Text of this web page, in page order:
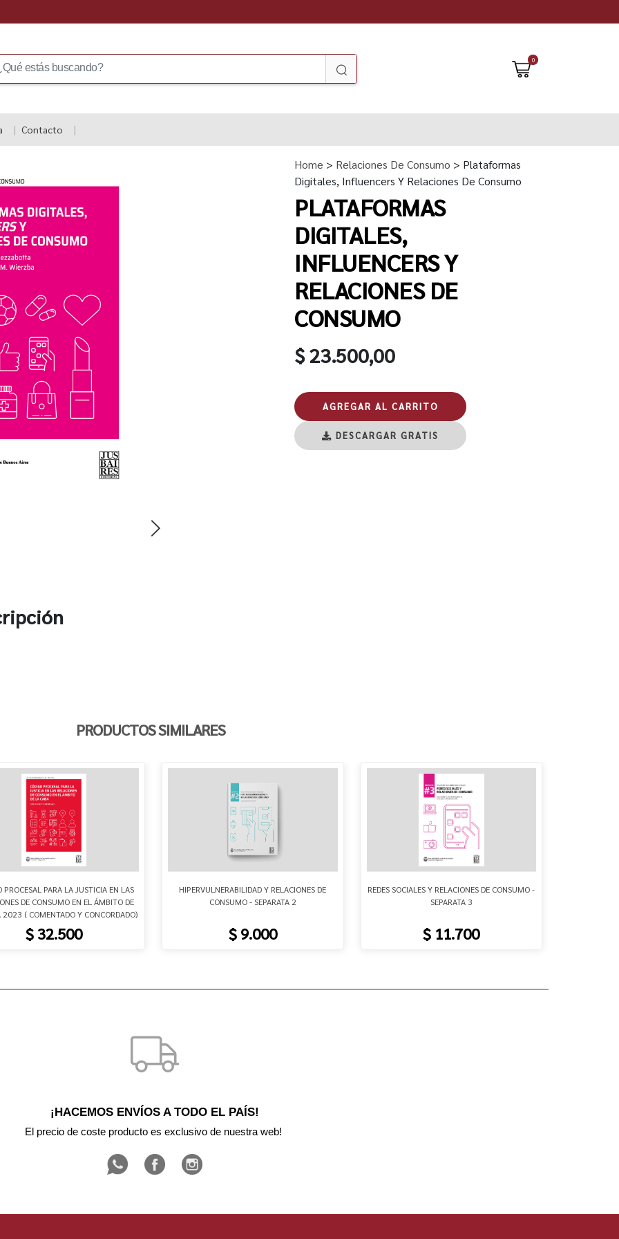
0
Contacto
Home > Relaciones De Consumo > Plataformas
Digitales, Influencers Y Relaciones De Consumo
PLATAFORMAS
DIGITALES,
INFLUENCERS Y
RELACIONES DE
CONSUMO
$ 23.500,00
AGREGAR AL CARRITO
DESCARGAR GRATIS
PRODUCTOS SIMILARES
PROCESAL PARA LA JUSTICIA EN LAS
DE CONSUMO EN EL ÁMBITO DE
2023 ( COMENTADO Y CONCORDADO)
$ 32.500
HIPERVULNERABILIDAD Y RELACIONES DE
CONSUMO - SEPARATA 2
$ 9.000
REDES SOCIALES Y RELACIONES DE CONSUMO -
SEPARATA 3
$ 11.700
¡HACEMOS ENVÍOS A TODO EL PAÍS!
El precio de coste producto es exclusivo de nuestra web!